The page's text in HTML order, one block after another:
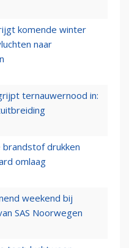
komende winter
naar
ternauwernood in:
brandstof drukken
omlaag
weekend bij
SAS Noorwegen